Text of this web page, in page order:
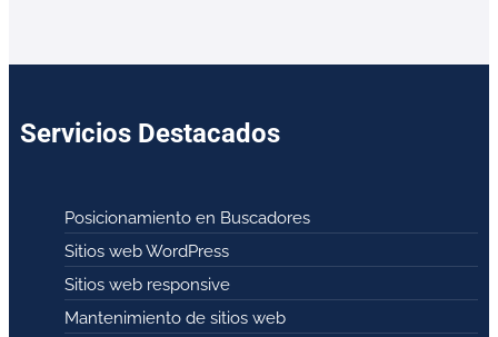
Servicios Destacados
Posicionamiento en Buscadores
Sitios web WordPress
Sitios web responsive
Mantenimiento de sitios web